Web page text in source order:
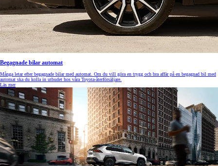
Begagnade bilar automat
Många letar efter begagnade bilar med automat. Om du vill göra en trygg och bra affär på en begagnad bil med
automat ska du kolla in utbudet hos våra Toyota-återförsäljare.
Läs mer